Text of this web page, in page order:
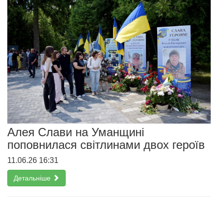
Алея Слави на Уманщині
поповнилася світлинами двох героїв
11.06.26 16:31
Детальніше